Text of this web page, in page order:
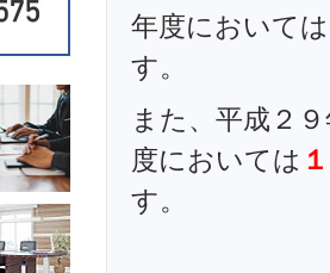
年度においては
す。
また、平成２
度においては
す。